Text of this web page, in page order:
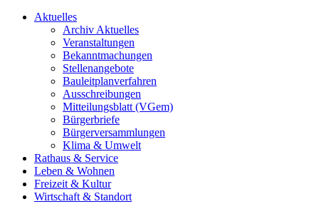
Aktuelles
Archiv Aktuelles
Veranstaltungen
Bekanntmachungen
Stellenangebote
Bauleitplanverfahren
Ausschreibungen
Mitteilungsblatt (VGem)
Bürgerbriefe
Bürgerversammlungen
Klima & Umwelt
Rathaus & Service
Leben & Wohnen
Freizeit & Kultur
Wirtschaft & Standort